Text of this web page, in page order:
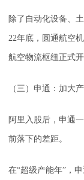
除了自动化设备、
22年底，圆通航空
航空物流枢纽正式
（三）申通：加大
阿里入股后，申通
前落下的差距。
在“超级产能年”，